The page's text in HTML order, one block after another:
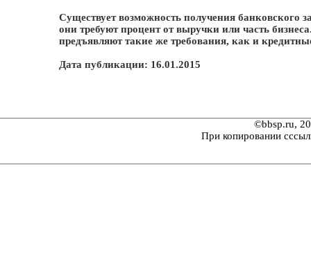
Существует возможность получения банковского
они требуют процент от выручки или часть
предъявляют такие же требования, как и
Дата публикации: 16.01.2015
©bbsp.ru,
При копировании